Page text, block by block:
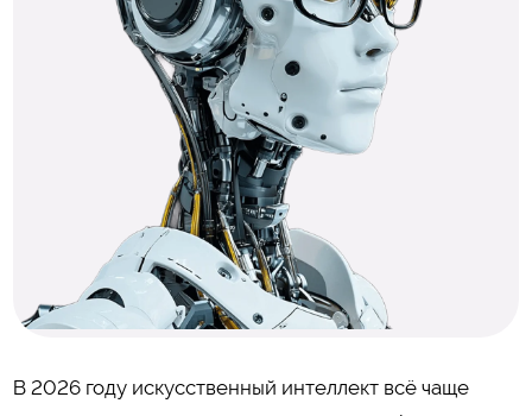
В 2026 году искусственный интеллект всё чаще